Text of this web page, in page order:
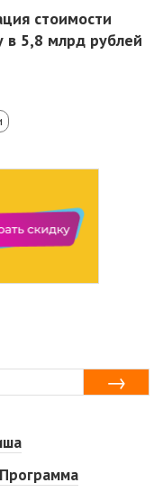
стоимости
в 5,8 млрд рублей